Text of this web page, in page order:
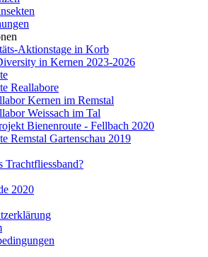
Aktionstage in Korb
in Kernen 2023-2026
Reallabore
Kernen im Remstal
Weissach im Tal
Bienenroute - Fellbach 2020
Remstal Gartenschau 2019
Trachtfliessband?
2020